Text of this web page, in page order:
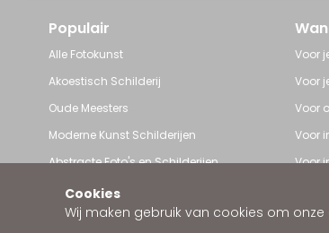
Cookies
Wij maken gebruik van cookies om
Populair
Alle Fotokunst
Akoestisch Schilderij
Oude Meesters
Moderne Kunst Schilderijen
Abstracte Foto's en Schilderijen
Pop Art schilderijen
Art Frame van Wallstars
Voor
Voor
Voor
Voor
Voor